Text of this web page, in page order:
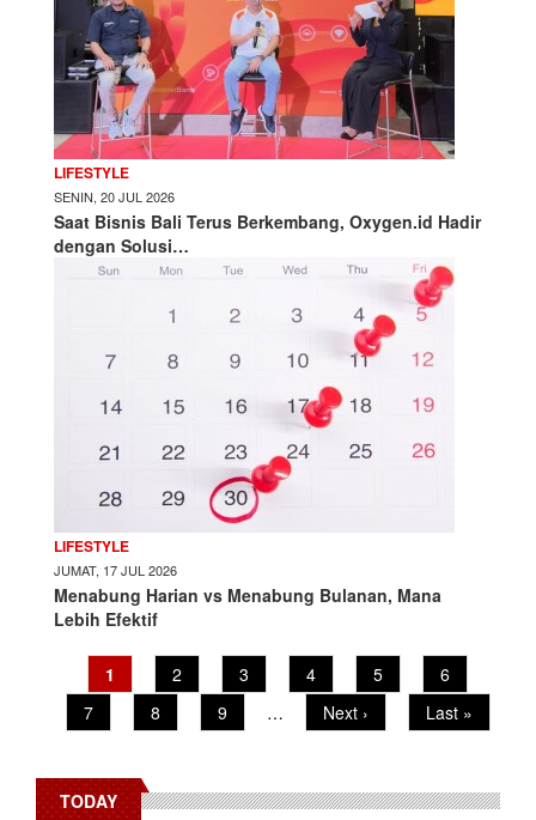
LIFESTYLE
SENIN, 20 JUL 2026
Saat Bisnis Bali Terus Berkembang, Oxygen.id Hadir
dengan Solusi…
LIFESTYLE
JUMAT, 17 JUL 2026
Menabung Harian vs Menabung Bulanan, Mana
Lebih Efektif
PaginationCurrent
page
1 Page
2 Page
3 Page
4 Page
5 Page
6
Page
7 Page
8 Page
9 …
Next
page
Next ›
Last
page
Last »
TODAY